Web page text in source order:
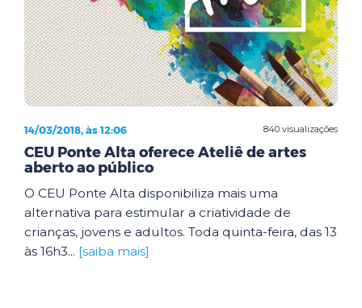
840 visualizações
14/03/2018, às 12:06
CEU Ponte Alta oferece Ateliê de artes
aberto ao público
O CEU Ponte Alta disponibiliza mais uma
alternativa para estimular a criatividade de
crianças, jovens e adultos. Toda quinta-feira, das 13
às 16h3... [saiba mais]